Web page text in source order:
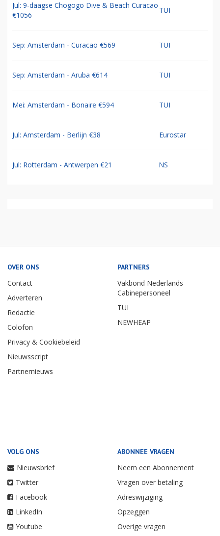
Jul: 9-daagse Chogogo Dive & Beach Curacao
€1056
TUI
Sep: Amsterdam - Curacao €569 TUI
Sep: Amsterdam - Aruba €614 TUI
Mei: Amsterdam - Bonaire €594 TUI
Jul: Amsterdam - Berlijn €38 Eurostar
Jul: Rotterdam - Antwerpen €21 NS
OVER ONS
Contact
Adverteren
Redactie
Colofon
Privacy & Cookiebeleid
Nieuwsscript
Partnernieuws
PARTNERS
Vakbond Nederlands
Cabinepersoneel
TUI
NEWHEAP
VOLG ONS
Nieuwsbrief
Twitter
Facebook
LinkedIn
Youtube
ABONNEE VRAGEN
Neem een Abonnement
Vragen over betaling
Adreswijziging
Opzeggen
Overige vragen